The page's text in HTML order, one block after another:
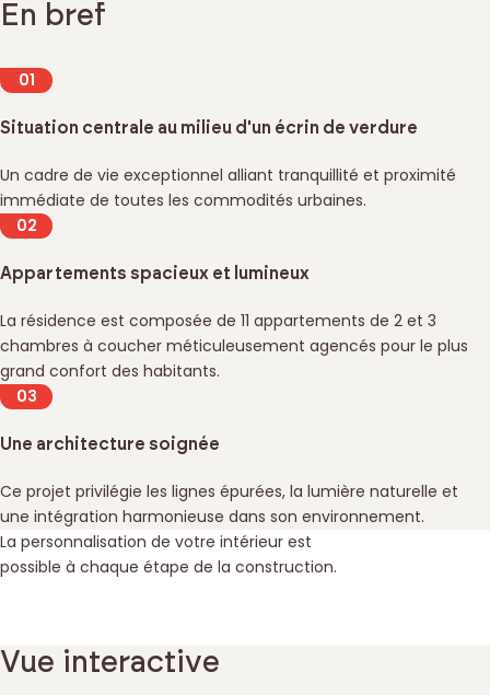
En bref
Situation centrale au milieu d'un écrin de verdure
Un cadre de vie exceptionnel alliant tranquillité et proximité
immédiate de toutes les commodités urbaines.
Appartements spacieux et lumineux
La résidence est composée de 11 appartements de 2 et 3
chambres à coucher méticuleusement agencés pour le plus
grand confort des habitants.
Une architecture soignée
Ce projet privilégie les lignes épurées, la lumière naturelle et
une intégration harmonieuse dans son environnement.
La personnalisation de votre intérieur est
possible à chaque étape de la construction.
Vue interactive